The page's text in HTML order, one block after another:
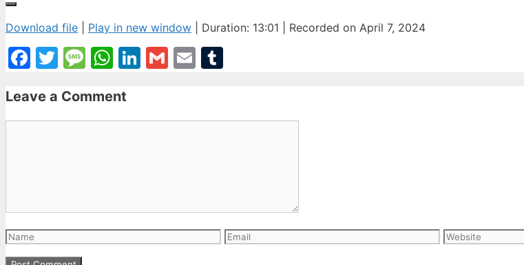
Download file Play in new window Duration: 13:01 Recorded on April 7, 2024
Facebook
Twitter
Message
WhatsApp
LinkedIn
Gmail
Email
Leave a Comment
Name Email Website